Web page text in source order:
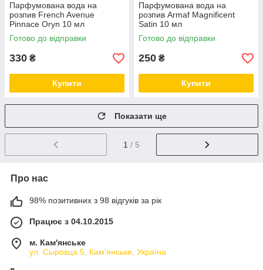
Парфумована вода на
розпив French Avenue
Pinnace Oryn 10 мл
Готово до відправки
330 ₴
Купити
Парфумована вода на
розпив Armaf Magnificent
Satin 10 мл
Готово до відправки
250 ₴
Купити
Показати ще
1 / 5
Про нас
98% позитивних з 98 відгуків за рік
Працює з 04.10.2015
м. Кам'янське
ул. Сыровца 5, Кам'янське, Україна